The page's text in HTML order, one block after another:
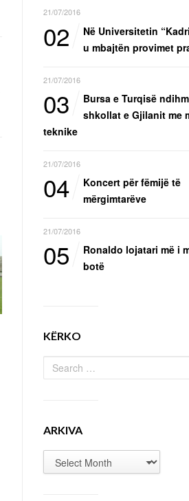
21/07/2016
02
Në Universitetin
u mbajtën provimet
21/07/2016
03
Bursa e Turqisë
shkollat e Gjilanit me
teknike
21/07/2016
04
Koncert për fëmijë të
mërgimtarëve
21/07/2016
05
Ronaldo lojatari më i
botë
KËRKO
ARKIVA